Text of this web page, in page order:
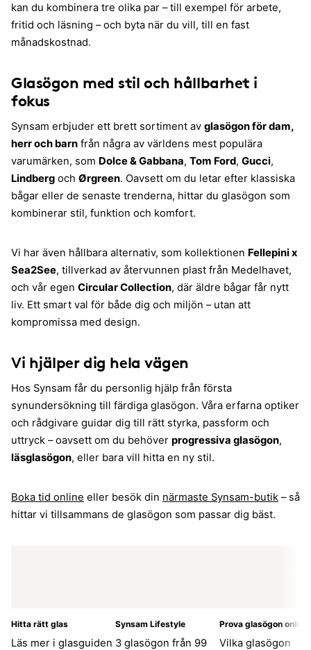
kan du kombinera tre olika par – till exempel för arbete,
fritid och läsning – och byta när du vill, till en fast
månadskostnad.
Glasögon med stil och hållbarhet i
fokus
Synsam erbjuder ett brett sortiment av glasögon för dam,
herr och barn från några av världens mest populära
varumärken, som Dolce & Gabbana, Tom Ford, Gucci,
Lindberg och Ørgreen. Oavsett om du letar efter klassiska
bågar eller de senaste trenderna, hittar du glasögon som
kombinerar stil, funktion och komfort.
Vi har även hållbara alternativ, som kollektionen Fellepini x
Sea2See, tillverkad av återvunnen plast från Medelhavet,
och vår egen Circular Collection, där äldre bågar får nytt
liv. Ett smart val för både dig och miljön – utan att
kompromissa med design.
Vi hjälper dig hela vägen
Hos Synsam får du personlig hjälp från första
synundersökning till färdiga glasögon. Våra erfarna optiker
och rådgivare guidar dig till rätt styrka, passform och
uttryck – oavsett om du behöver progressiva glasögon,
läsglasögon, eller bara vill hitta en ny stil.
Boka tid online eller besök din närmaste Synsam-butik – så
hittar vi tillsammans de glasögon som passar dig bäst.
Hitta rätt glas
Läs mer i glasguiden
Synsam Lifestyle
3 glasögon från 99
Prova glasögon online
Vilka glasögon